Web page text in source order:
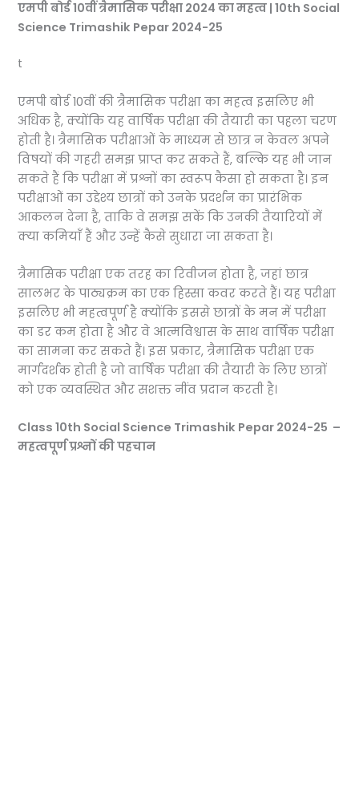
एमपी बोर्ड 10वीं त्रैमासिक परीक्षा 2024 का महत्व |10th Social
Science Trimashik Pepar 2024-25
t
एमपी बोर्ड 10वीं की त्रैमासिक परीक्षा का महत्व इसलिए भी
अधिक है, क्योंकि यह वार्षिक परीक्षा की तैयारी का पहला चरण
होती है। त्रैमासिक परीक्षाओं के माध्यम से छात्र न केवल अपने
विषयों की गहरी समझ प्राप्त कर सकते हैं, बल्कि यह भी जान
सकते हैं कि परीक्षा में प्रश्नों का स्वरूप कैसा हो सकता है। इन
परीक्षाओं का उद्देश्य छात्रों को उनके प्रदर्शन का प्रारंभिक
आकलन देना है, ताकि वे समझ सकें कि उनकी तैयारियों में
क्या कमियाँ हैं और उन्हें कैसे सुधारा जा सकता है।
त्रैमासिक परीक्षा एक तरह का रिवीजन होता है, जहां छात्र
सालभर के पाठ्यक्रम का एक हिस्सा कवर करते हैं। यह परीक्षा
इसलिए भी महत्वपूर्ण है क्योंकि इससे छात्रों के मन में परीक्षा
का डर कम होता है और वे आत्मविश्वास के साथ वार्षिक परीक्षा
का सामना कर सकते हैं। इस प्रकार, त्रैमासिक परीक्षा एक
मार्गदर्शक होती है जो वार्षिक परीक्षा की तैयारी के लिए छात्रों
को एक व्यवस्थित और सशक्त नींव प्रदान करती है।
Class 10th Social Science Trimashik Pepar 2024-25 –
महत्वपूर्ण प्रश्नों की पहचान